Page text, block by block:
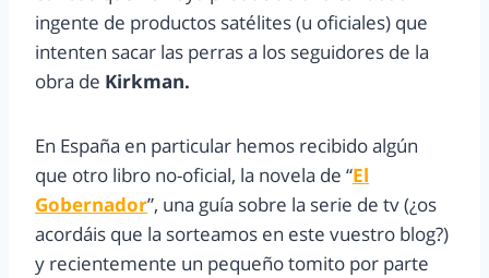
ingente de productos satélites (u oficiales) que
intenten sacar las perras a los seguidores de la
obra de Kirkman.
En España en particular hemos recibido algún
que otro libro no-oficial, la novela de “El
Gobernador”, una guía sobre la serie de tv (¿os
acordáis que la sorteamos en este vuestro blog?)
y recientemente un pequeño tomito por parte